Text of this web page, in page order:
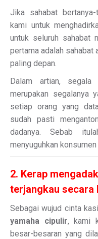
Jika sahabat
kami untuk
untuk seluruh sahabat
pertama adalah sahabat
paling depan.
Dalam artian,
merupakan segalanya
setiap orang yang
sudah pasti
dadanya. Sebab
menyuguhkan
2. Kerap
terjangkau secara
Sebagai wujud cinta
yamaha cipulir, kami
besar-besaran yang